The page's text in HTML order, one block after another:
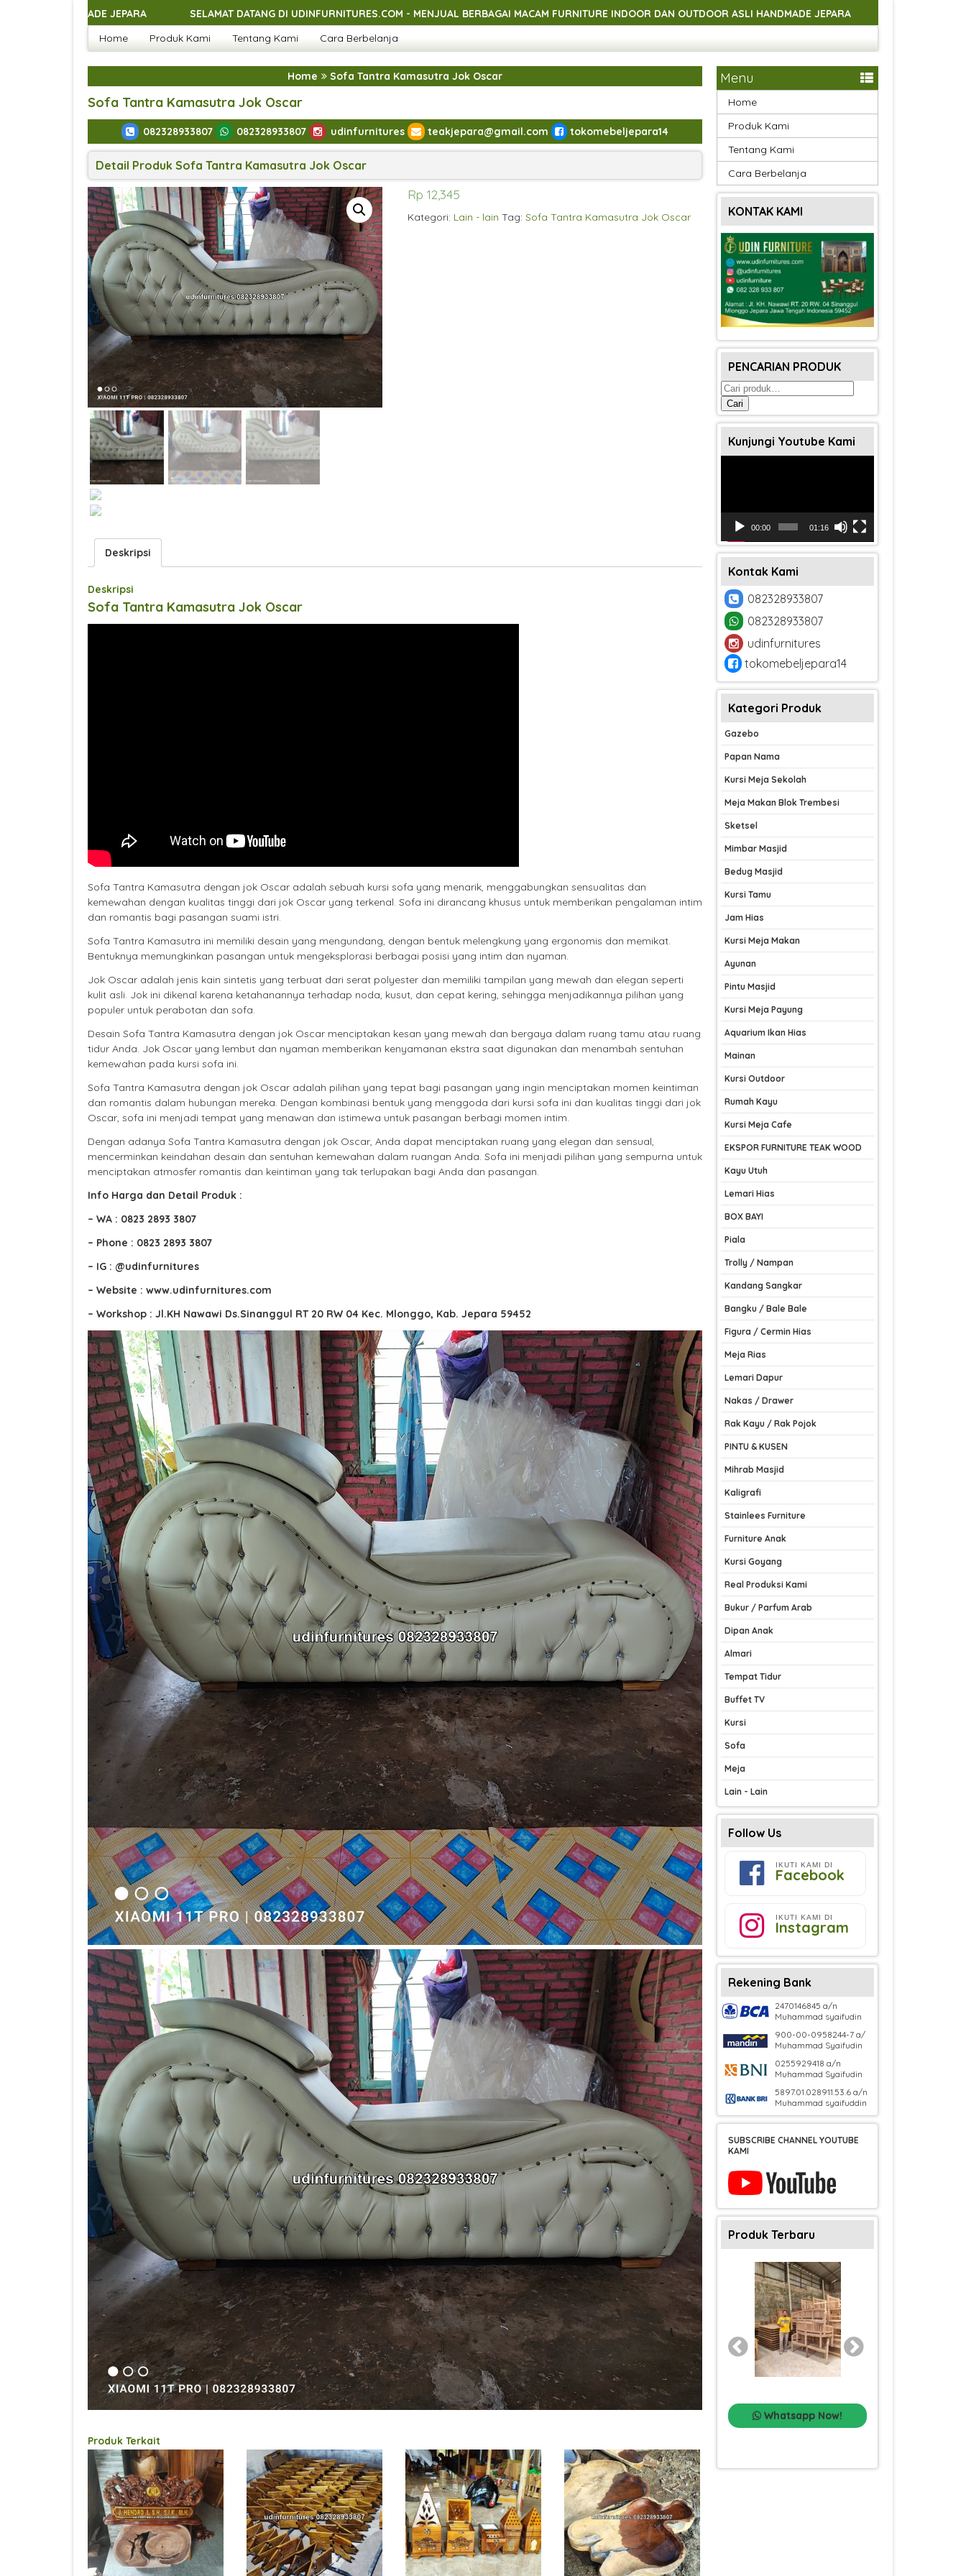
SELAMAT DATANG DI UDINFURNITURES.COM - MENJUAL BERBAGAI MACAM FURNITURE INDOOR DAN OUTDOOR ASLI HANDMADE JEPARA SELAMAT DATANG DI
SELAMAT DATANG DI UDINFURNITURES.COM - MENJUAL BERBAGAI MACAM FURNITURE INDOOR DAN OUTDOOR ASLI HANDMADE JEPARA
SELAMAT DATANG DI UDINFURNITURES.COM - MENJUAL BERBAGAI MACAM FURNITURE INDOOR DAN OUTDOOR ASLI HANDMADE JEPARA SELAMAT DATANG DI
SELAMAT DATANG DI UDINFURNITURES.COM - MENJUAL BERBAGAI MACAM FURNITURE INDOOR DAN OUTDOOR ASLI HANDMADE JEPARA
Home Produk Kami Tentang Kami Cara Berbelanja
Home Sofa Tantra Kamasutra Jok Oscar
Sofa Tantra Kamasutra Jok Oscar
082328933807 082328933807 udinfurnitures teakjepara@gmail.com tokomebeljepara14
Detail Produk Sofa Tantra Kamasutra Jok Oscar
Rp 12,345
Kategori: Lain - lain Tag: Sofa Tantra Kamasutra Jok Oscar
Deskripsi
Deskripsi
Sofa Tantra Kamasutra Jok Oscar
Sofa Tantra Kamasutra dengan jok Oscar adalah sebuah kursi sofa yang menarik, menggabungkan sensualitas dan
kemewahan dengan kualitas tinggi dari jok Oscar yang terkenal. Sofa ini dirancang khusus untuk memberikan pengalaman intim
dan romantis bagi pasangan suami istri.
Sofa Tantra Kamasutra ini memiliki desain yang mengundang, dengan bentuk melengkung yang ergonomis dan memikat.
Bentuknya memungkinkan pasangan untuk mengeksplorasi berbagai posisi yang intim dan nyaman.
Jok Oscar adalah jenis kain sintetis yang terbuat dari serat polyester dan memiliki tampilan yang mewah dan elegan seperti
kulit asli. Jok ini dikenal karena ketahanannya terhadap noda, kusut, dan cepat kering, sehingga menjadikannya pilihan yang
populer untuk perabotan dan sofa.
Desain Sofa Tantra Kamasutra dengan jok Oscar menciptakan kesan yang mewah dan bergaya dalam ruang tamu atau ruang
tidur Anda. Jok Oscar yang lembut dan nyaman memberikan kenyamanan ekstra saat digunakan dan menambah sentuhan
kemewahan pada kursi sofa ini.
Sofa Tantra Kamasutra dengan jok Oscar adalah pilihan yang tepat bagi pasangan yang ingin menciptakan momen keintiman
dan romantis dalam hubungan mereka. Dengan kombinasi bentuk yang menggoda dari kursi sofa ini dan kualitas tinggi dari jok
Oscar, sofa ini menjadi tempat yang menawan dan istimewa untuk pasangan berbagi momen intim.
Dengan adanya Sofa Tantra Kamasutra dengan jok Oscar, Anda dapat menciptakan ruang yang elegan dan sensual,
mencerminkan keindahan desain dan sentuhan kemewahan dalam ruangan Anda. Sofa ini menjadi pilihan yang sempurna untuk
menciptakan atmosfer romantis dan keintiman yang tak terlupakan bagi Anda dan pasangan.
Info Harga dan Detail Produk :
– WA : 0823 2893 3807
– Phone : 0823 2893 3807
– IG : @udinfurnitures
– Website : www.udinfurnitures.com
– Workshop : Jl.KH Nawawi Ds.Sinanggul RT 20 RW 04 Kec. Mlonggo, Kab. Jepara 59452
Produk Terkait
Menu
Home
Produk Kami
Tentang Kami
Cara Berbelanja
KONTAK KAMI
PENCARIAN PRODUK
Pencarian
untuk:
Cari
Kunjungi Youtube Kami
00:00 01:16
Kontak Kami
082328933807
082328933807
udinfurnitures
tokomebeljepara14
Kategori Produk
Gazebo
Papan Nama
Kursi Meja Sekolah
Meja Makan Blok Trembesi
Sketsel
Mimbar Masjid
Bedug Masjid
Kursi Tamu
Jam Hias
Kursi Meja Makan
Ayunan
Pintu Masjid
Kursi Meja Payung
Aquarium Ikan Hias
Mainan
Kursi Outdoor
Rumah Kayu
Kursi Meja Cafe
EKSPOR FURNITURE TEAK WOOD
Kayu Utuh
Lemari Hias
BOX BAYI
Piala
Trolly / Nampan
Kandang Sangkar
Bangku / Bale Bale
Figura / Cermin Hias
Meja Rias
Lemari Dapur
Nakas / Drawer
Rak Kayu / Rak Pojok
PINTU & KUSEN
Mihrab Masjid
Kaligrafi
Stainlees Furniture
Furniture Anak
Kursi Goyang
Real Produksi Kami
Bukur / Parfum Arab
Dipan Anak
Almari
Tempat Tidur
Buffet TV
Kursi
Sofa
Meja
Lain - Lain
Follow Us
IKUTI KAMI DI
Facebook
IKUTI KAMI DI
Instagram
Rekening Bank
2470146845 a/n
Muhammad syaifudin
900-00-0958244-7 a/
Muhammad Syaifudin
0255929418 a/n
Muhammad Syaifudin
5897.01.028911.53.6 a/n
Muhammad syaifuddin
SUBSCRIBE CHANNEL YOUTUBE
KAMI
Produk Terbaru
Whatsapp Now! Whatsapp Now! Whatsapp Now!